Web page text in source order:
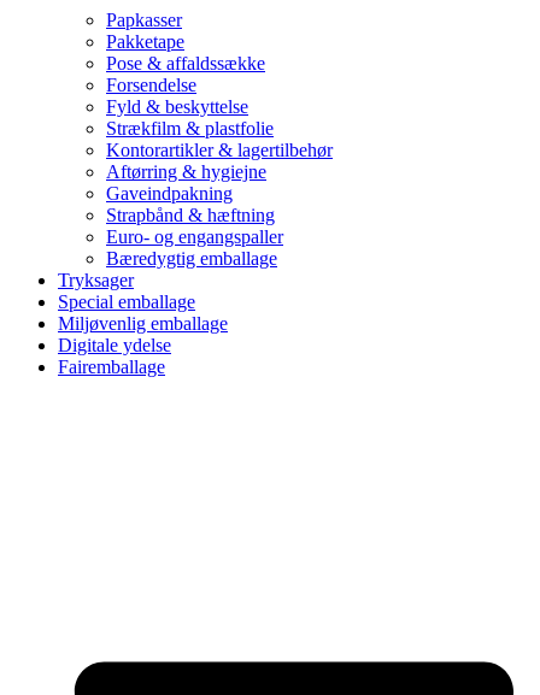
Papkasser
Pakketape
Pose & affaldssække
Forsendelse
Fyld & beskyttelse
Strækfilm & plastfolie
Kontorartikler & lagertilbehør
Aftørring & hygiejne
Gaveindpakning
Strapbånd & hæftning
Euro- og engangspaller
Bæredygtig emballage
Tryksager
Special emballage
Miljøvenlig emballage
Digitale ydelse
Fairemballage